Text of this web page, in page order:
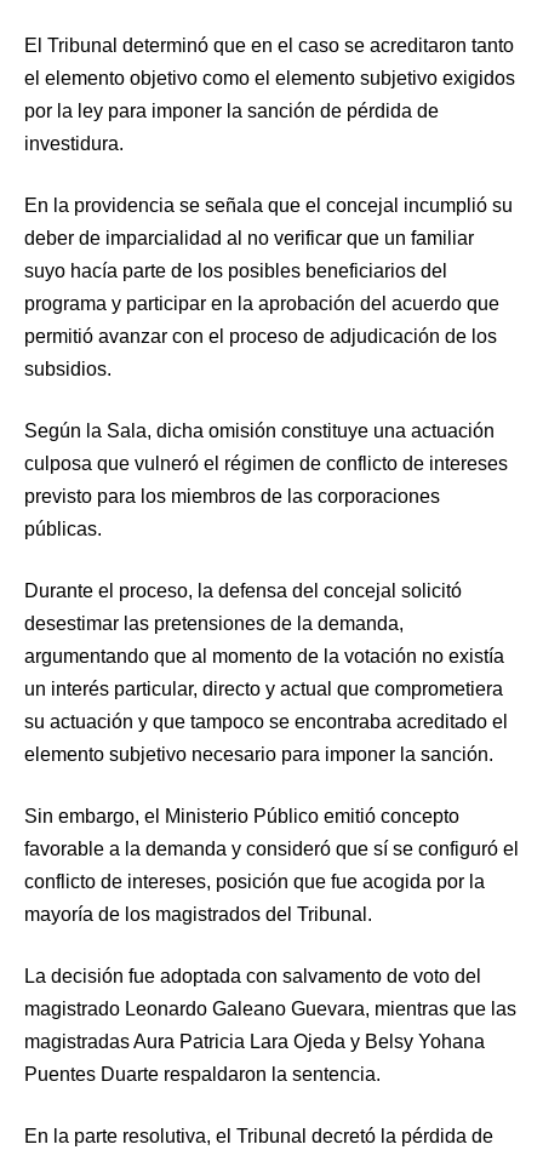
El Tribunal determinó que en el caso se acreditaron tanto
el elemento objetivo como el elemento subjetivo exigidos
por la ley para imponer la sanción de pérdida de
investidura.
En la providencia se señala que el concejal incumplió su
deber de imparcialidad al no verificar que un familiar
suyo hacía parte de los posibles beneficiarios del
programa y participar en la aprobación del acuerdo que
permitió avanzar con el proceso de adjudicación de los
subsidios.
Según la Sala, dicha omisión constituye una actuación
culposa que vulneró el régimen de conflicto de intereses
previsto para los miembros de las corporaciones
públicas.
Durante el proceso, la defensa del concejal solicitó
desestimar las pretensiones de la demanda,
argumentando que al momento de la votación no existía
un interés particular, directo y actual que comprometiera
su actuación y que tampoco se encontraba acreditado el
elemento subjetivo necesario para imponer la sanción.
Sin embargo, el Ministerio Público emitió concepto
favorable a la demanda y consideró que sí se configuró el
conflicto de intereses, posición que fue acogida por la
mayoría de los magistrados del Tribunal.
La decisión fue adoptada con salvamento de voto del
magistrado Leonardo Galeano Guevara, mientras que las
magistradas Aura Patricia Lara Ojeda y Belsy Yohana
Puentes Duarte respaldaron la sentencia.
En la parte resolutiva, el Tribunal decretó la pérdida de